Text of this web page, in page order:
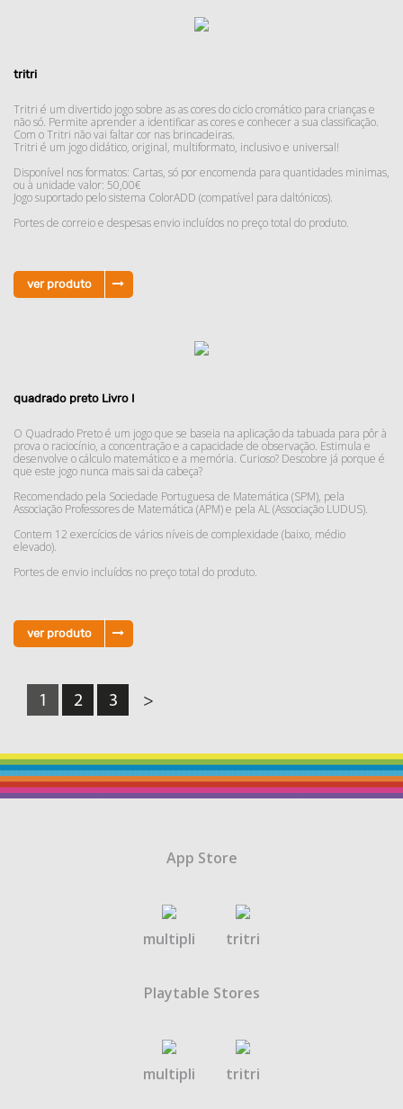
tritri
Tritri é um divertido jogo sobre as as cores do ciclo cromático para crianças e
não só. Permite aprender a identificar as cores e conhecer a sua classificação.
Com o Tritri não vai faltar cor nas brincadeiras.
Tritri é um jogo didático, original, multiformato, inclusivo e universal!
Disponível nos formatos: Cartas, só por encomenda para quantidades minimas,
ou à unidade valor: 50,00€
Jogo suportado pelo sistema ColorADD (compatível para daltónicos).
Portes de correio e despesas envio incluídos no preço total do produto.
ver produto
quadrado preto Livro I
O Quadrado Preto é um jogo que se baseia na aplicação da tabuada para pôr à
prova o raciocínio, a concentração e a capacidade de observação. Estimula e
desenvolve o cálculo matemático e a memória. Curioso? Descobre já porque é
que este jogo nunca mais sai da cabeça?
Recomendado pela Sociedade Portuguesa de Matemática (SPM), pela
Associação Professores de Matemática (APM) e pela AL (Associação LUDUS).
Contem 12 exercícios de vários níveis de complexidade (baixo, médio
elevado).
Portes de envio incluídos no preço total do produto.
ver produto
1 2 3 >
App Store
multipli tritri
Playtable Stores
multipli tritri